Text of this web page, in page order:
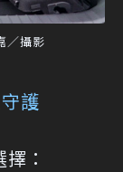
／攝影
護
：